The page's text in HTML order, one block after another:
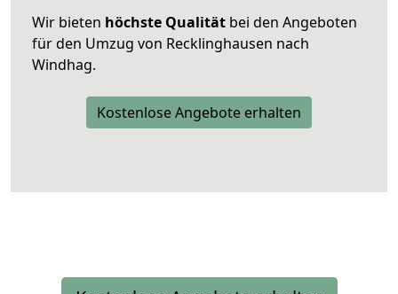
Wir bieten höchste Qualität bei den Angeboten
für den Umzug von Recklinghausen nach
Windhag.
Kostenlose Angebote erhalten